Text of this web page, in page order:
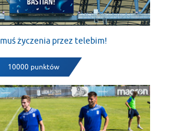
życzenia przez telebim!
10000 punktów